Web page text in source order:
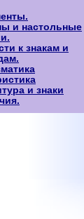
и настольные
к знакам и
и знаки